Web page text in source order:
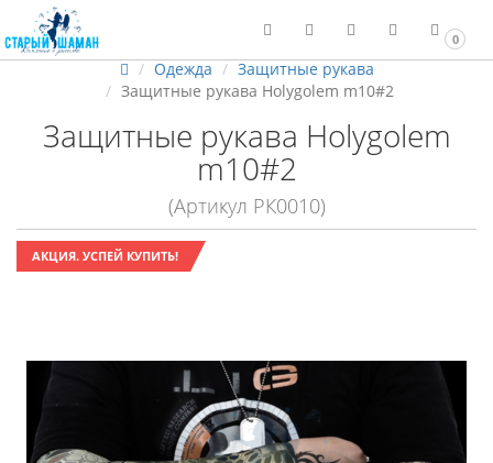
0
Одежда
Защитные рукава
Защитные рукава Holygolem m10#2
Защитные рукава Holygolem
m10#2
(Артикул РК0010)
АКЦИЯ. УСПЕЙ КУПИТЬ!